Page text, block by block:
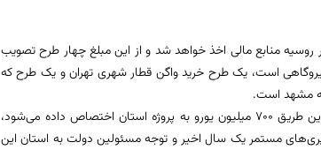
مصوبه حدود 2 میلیارد یورو از کشور روسیه منابع مالی اخذ خواهد شد و از این مبلغ چهار طرح تصویب
است، یک طرح خرید واگن قطار شهری تهران و یک طرح که
به مشهد است.
?وی با بیان اینکه خوشبختانه این مبلغ عدد قابل توجهی است و از این طریق 700 میلیون یورو به پروژه استان اختصاص داده می‌شود،
مستمر یک سال اخیر و توجه مسئولین دولت به استان این